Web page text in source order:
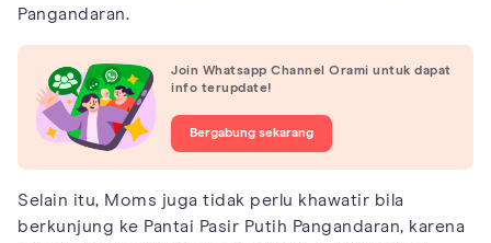
Pangandaran.
Join Whatsapp Channel Orami untuk dapat
info terupdate!
Bergabung sekarang
Selain itu, Moms juga tidak perlu khawatir bila
berkunjung ke Pantai Pasir Putih Pangandaran, karena